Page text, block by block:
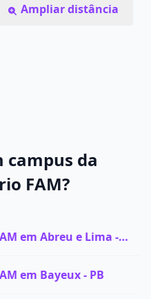
Ampliar distância
campus da
FAM?
em Abreu e Lima -
em Bayeux - PB